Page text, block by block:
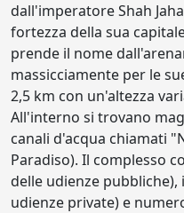
dall'imperatore Shah
fortezza della sua
prende il nome
massicciamente per le
2,5 km con un'altezza
All'interno si trovano
canali d'acqua chiamati
Paradiso). Il complesso
delle udienze pubbliche),
udienze private) e